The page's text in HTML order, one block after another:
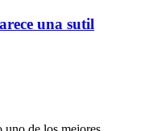
una sutil